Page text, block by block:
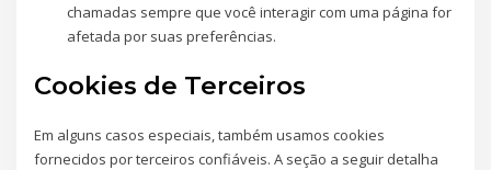
chamadas sempre que você interagir com uma página for
afetada por suas preferências.
Cookies de Terceiros
Em alguns casos especiais, também usamos cookies
fornecidos por terceiros confiáveis. A seção a seguir detalha